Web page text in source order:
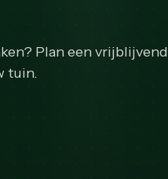
Plan een vrijblijvend
tuin.